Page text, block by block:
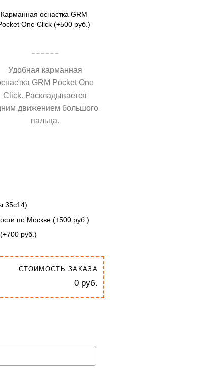
Карманная оснастка GRM
One Click (+500 руб.)
Удобная карманная
GRM Pocket One
Click. Раскладывается
движением большого
пальца.
35с14)
по Москве (+500 руб.)
руб.)
СТОИМОСТЬ ЗАКАЗА
0 руб.